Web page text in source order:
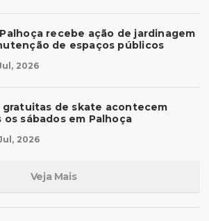
recebe ação de jardinagem
de espaços públicos
2026
gratuitas de skate acontecem
os sábados em Palhoça
2026
Veja Mais